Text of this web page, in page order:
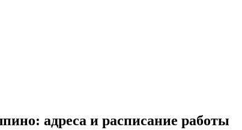
адреса и расписание работы